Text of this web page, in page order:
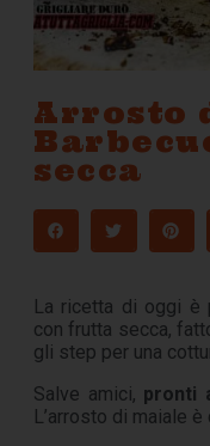
Arrosto
secca
La ricetta di oggi è
con frutta secca,
gli step per una
Salve amici, pronti
L’arrosto di maiale